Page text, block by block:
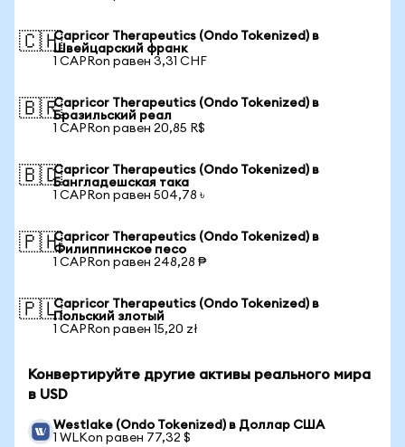
🇨🇭Capricor Therapeutics (Ondo Tokenized) в
Швейцарский франк
1 CAPRon равен 3,31 CHF
🇧🇷Capricor Therapeutics (Ondo Tokenized) в
Бразильский реал
1 CAPRon равен 20,85 R$
🇧🇩Capricor Therapeutics (Ondo Tokenized) в
Бангладешская така
1 CAPRon равен 504,78 ৳
🇵🇭Capricor Therapeutics (Ondo Tokenized) в
Филиппинское песо
1 CAPRon равен 248,28 ₱
🇵🇱Capricor Therapeutics (Ondo Tokenized) в
Польский злотый
1 CAPRon равен 15,20 zł
Конвертируйте другие активы реального мира
в USD
Westlake (Ondo Tokenized) в Доллар США
1 WLKon равен 77,32 $